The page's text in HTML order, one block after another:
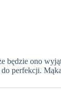
będzie ono
perfekcji.